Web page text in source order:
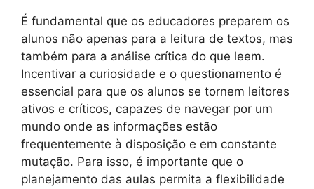
É fundamental que os educadores preparem os
alunos não apenas para a leitura de textos, mas
também para a análise crítica do que leem.
Incentivar a curiosidade e o questionamento é
essencial para que os alunos se tornem leitores
ativos e críticos, capazes de navegar por um
mundo onde as informações estão
frequentemente à disposição e em constante
mutação. Para isso, é importante que o
planejamento das aulas permita a flexibilidade